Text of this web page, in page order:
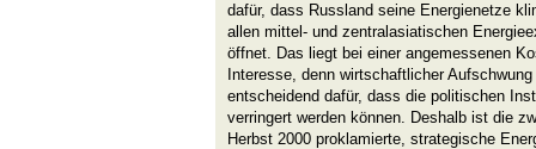
dafür, dass Russland seine Energienetze
allen mittel- und zentralasiatischen
öffnet. Das liegt bei einer angemessenen
Interesse, denn wirtschaftlicher
entscheidend dafür, dass die politischen
verringert werden können. Deshalb ist die
Herbst 2000 proklamierte, strategische